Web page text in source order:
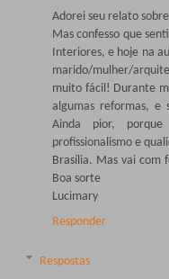
Adorei seu relato
Mas confesso que
Interiores, e hoje na
marido/mulher/
muito fácil! Durante
algumas reformas, e
Ainda pior,
profissionalismo e
Brasília. Mas vai com
Boa sorte
Lucimary
Responder
Respostas